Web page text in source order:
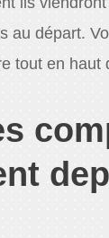
au départ.
tout en haut